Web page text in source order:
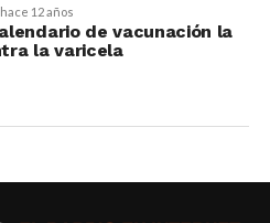
hace 12 años
de vacunación la
la varicela